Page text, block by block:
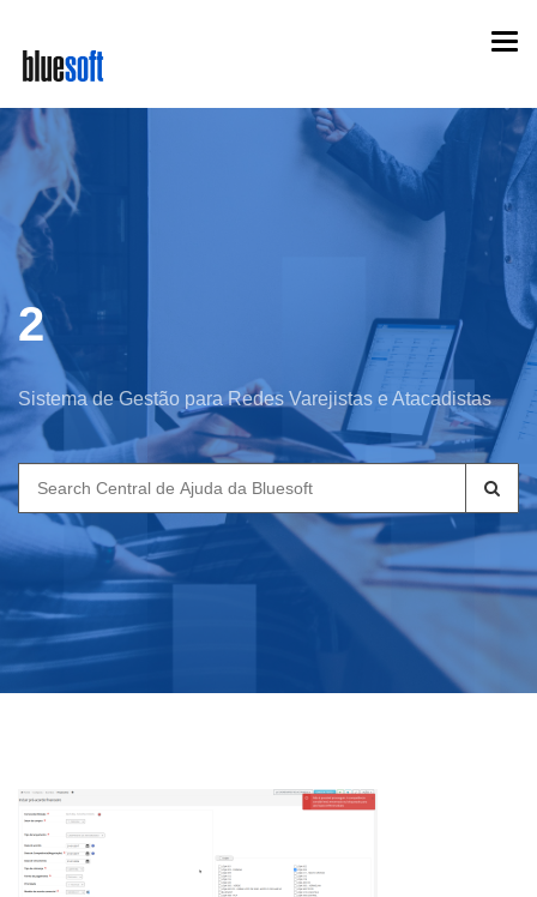
main
content
2
Sistema de Gestão para Redes Varejistas e Atacadistas
Search
for: